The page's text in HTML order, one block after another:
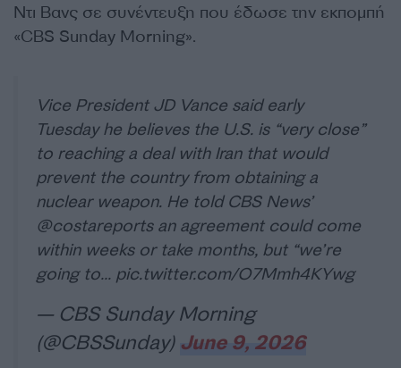
Ντι Βανς σε συνέντευξη που έδωσε την εκπομπή
«CBS Sunday Morning».
Vice President JD Vance said early
Tuesday he believes the U.S. is “very close”
to reaching a deal with Iran that would
prevent the country from obtaining a
nuclear weapon. He told CBS News’
@costareportsan agreement could come
within weeks or take months, but “we’re
going to… pic.twitter.com/O7Mmh4KYwg
— CBS Sunday Morning
(@CBSSunday) June 9, 2026